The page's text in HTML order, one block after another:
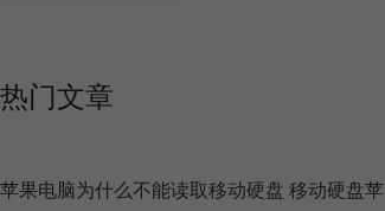
热门文章
苹果电脑为什么不能读取移动硬盘 移动硬盘苹